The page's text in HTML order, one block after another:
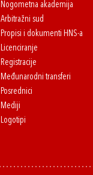
Nogometna akademija
Arbitražni sud
Propisi i dokumenti HNS-a
Licenciranje
Registracije
Međunarodni transferi
Posrednici
Mediji
Logotipi